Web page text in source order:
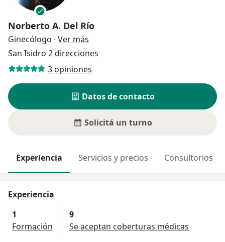
Norberto A. Del Río
Ginecólogo · Ver más
San Isidro 2 direcciones
3 opiniones
Datos de contacto
Solicitá un turno
Experiencia Servicios y precios Consultorios
Experiencia
1
Formación
9
Se aceptan coberturas médicas